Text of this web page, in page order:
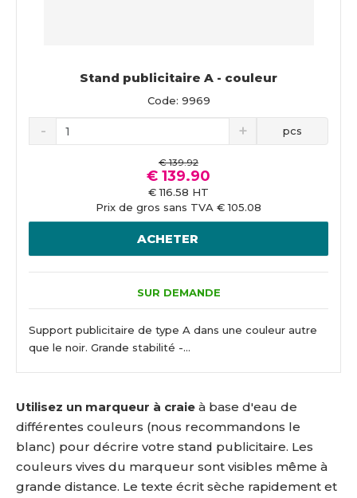
Stand publicitaire A - couleur
Code: 9969
€ 139.92
€ 139.90
€ 116.58 HT
Prix de gros sans TVA € 105.08
pcs
ACHETER
SUR DEMANDE
Support publicitaire de type A dans une couleur autre
que le noir. Grande stabilité -...
Utilisez un marqueur à craie à base d'eau de
différentes couleurs (nous recommandons le
blanc) pour décrire votre stand publicitaire. Les
couleurs vives du marqueur sont visibles même à
grande distance. Le texte écrit sèche rapidement et